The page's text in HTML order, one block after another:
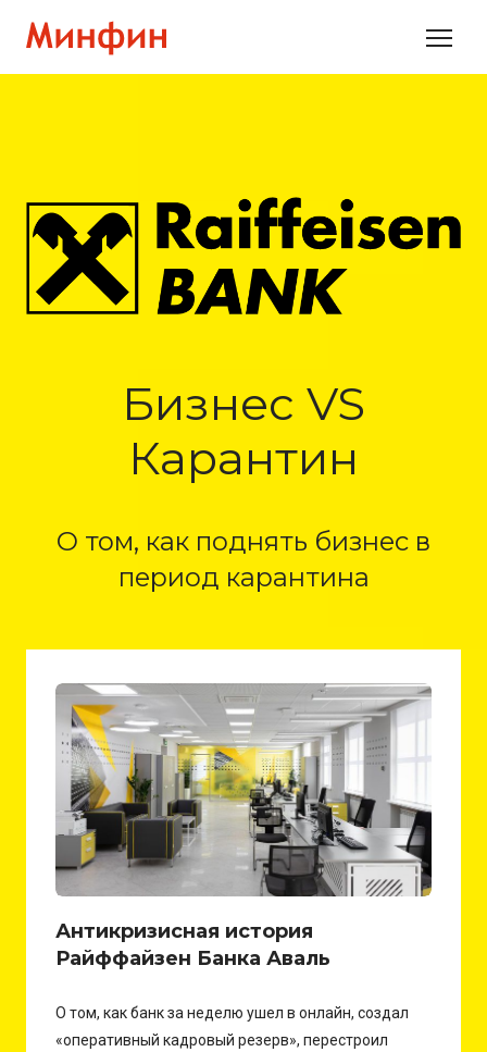
Бизнес VS
Карантин
О том, как поднять бизнес в
период карантина
Антикризисная история
Райффайзен Банка Аваль
О том, как банк за неделю ушел в онлайн, создал
«оперативный кадровый резерв», перестроил